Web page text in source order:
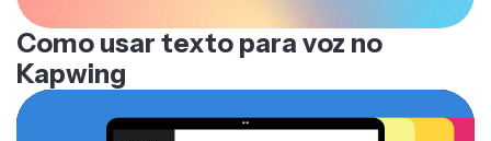
Como usar texto para voz no
Kapwing